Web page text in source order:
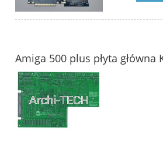
Amiga 500 plus płyta główna